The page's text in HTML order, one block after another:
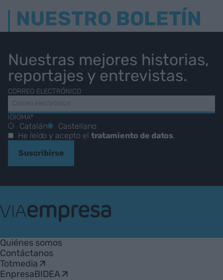
NUESTRO BOLETÍN
Nuestras mejores historias,
reportajes y entrevistas.
CORREO ELECTRÓNICO
IDIOMA*
Catalán
Castellano
He leído y acepto el tratamiento de datos
Suscribirse
Empresa
Quiénes somos
Contáctanos
Totmedia
EnpresaBIDEA